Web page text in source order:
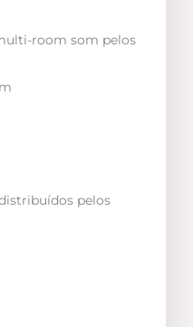
room som pelos
pelos